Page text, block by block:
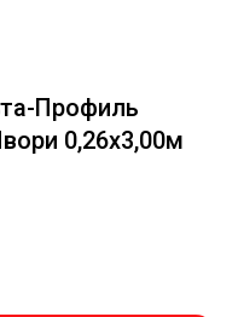
Профиль
0,26х3,00м